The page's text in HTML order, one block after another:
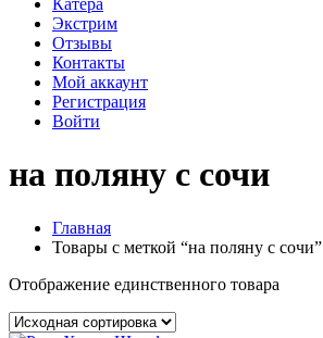
Катера
Экстрим
Отзывы
Контакты
Мой аккаунт
Регистрация
Войти
на поляну с сочи
Главная
Товары с меткой “на поляну с сочи”
Отображение единственного товара